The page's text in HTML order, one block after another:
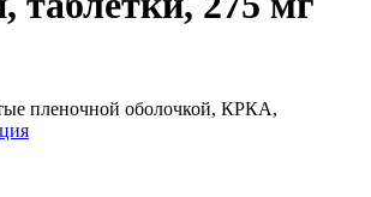
пленочной оболочкой, КРКА,